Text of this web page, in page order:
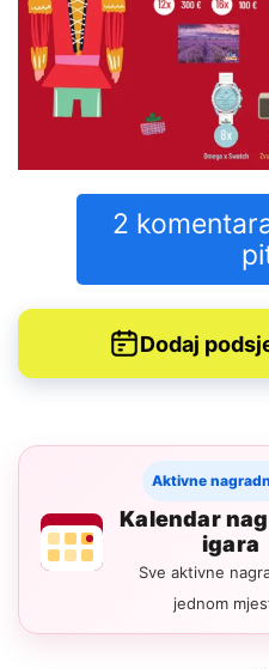
2
Dodaj
Aktivne
Kalendar
igara
Sve aktivne
jednom